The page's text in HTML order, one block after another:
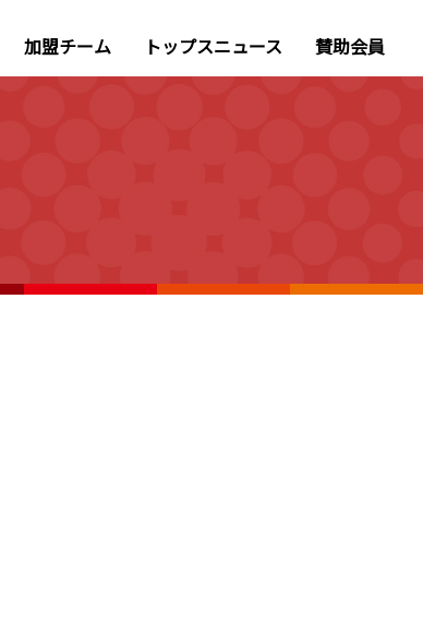
加盟チーム トップスニュース 賛助会員